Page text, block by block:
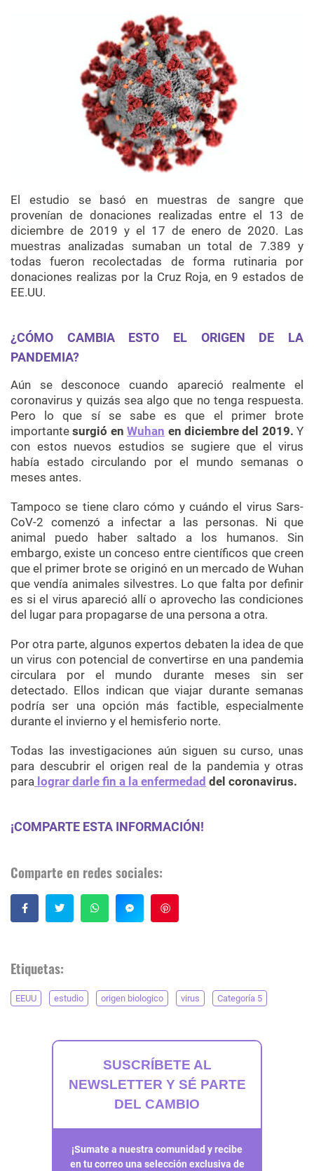
El estudio se basó en muestras de sangre que
provenían de donaciones realizadas entre el 13 de
diciembre de 2019 y el 17 de enero de 2020. Las
muestras analizadas sumaban un total de 7.389 y
todas fueron recolectadas de forma rutinaria por
donaciones realizas por la Cruz Roja, en 9 estados de
EE.UU.
¿CÓMO CAMBIA ESTO EL ORIGEN DE LA
PANDEMIA?
Aún se desconoce cuando apareció realmente el
coronavirus y quizás sea algo que no tenga respuesta.
Pero lo que sí se sabe es que el primer brote
importantesurgió enWuhan en diciembre del 2019. Y
con estos nuevos estudios se sugiere que el virus
había estado circulando por el mundo semanas o
meses antes.
Tampoco se tiene claro cómo y cuándo el virus Sars-
CoV-2 comenzó a infectar a las personas. Ni que
animal puedo haber saltado a los humanos. Sin
embargo, existe un conceso entre científicos que creen
que el primer brote se originó en un mercado de Wuhan
que vendía animales silvestres. Lo que falta por definir
es si el virus apareció allí o aprovecho las condiciones
del lugar para propagarse de una persona a otra.
Por otra parte, algunos expertos debaten la idea de que
un virus con potencial de convertirse en una pandemia
circulara por el mundo durante meses sin ser
detectado. Ellos indican que viajar durante semanas
podría ser una opción más factible, especialmente
durante el invierno y el hemisferio norte.
Todas las investigaciones aún siguen su curso, unas
para descubrir el origen real de la pandemia y otras
para lograr darle fin a la enfermedad del coronavirus.
¡COMPARTE ESTA INFORMACIÓN!
Comparte en redes sociales:
Etiquetas:
EEUU estudio origen biologico virus Categoría 5
SUSCRÍBETE AL
NEWSLETTER Y SÉ PARTE
DEL CAMBIO
¡Sumate a nuestra comunidad y recibe
en tu correo una selección exclusiva de